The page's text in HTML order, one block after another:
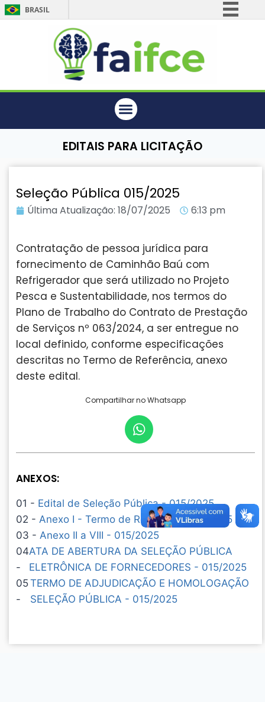
BRASIL
Participe
EDITAIS PARA LICITAÇÃO
Seleção Pública 015/2025
Última Atualização: 18/07/2025 6:13 pm
Contratação de pessoa jurídica para
fornecimento de Caminhão Baú com
Refrigerador que será utilizado no Projeto
Pesca e Sustentabilidade, nos termos do
Plano de Trabalho do Contrato de Prestação
de Serviços nº 063/2024, a ser entregue no
local definido, conforme especificações
descritas no Termo de Referência, anexo
deste edital.
Compartilhar no Whatsapp
ANEXOS:
01 - Edital de Seleção Pública - 015/2025
02 - Anexo I - Termo de Referência 015/2025
03 - Anexo II a VIII - 015/2025
04
-
ATA DE ABERTURA DA SELEÇÃO PÚBLICA
ELETRÔNICA DE FORNECEDORES - 015/2025
05
-
TERMO DE ADJUDICAÇÃO E HOMOLOGAÇÃO
SELEÇÃO PÚBLICA - 015/2025